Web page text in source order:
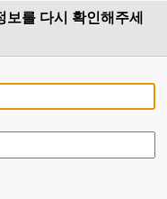
를 다시 확인해주세